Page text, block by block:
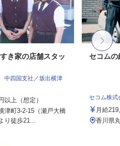
き家の店舗スタッ
中四国支社／坂出横津
以上（想定）
津町3-2-15（瀬戸大橋
り徒歩21...
セコムの
セコム株式
月給
香川県